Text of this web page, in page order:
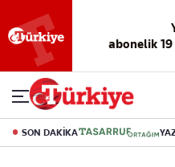
abonelik
SON DAKİKA